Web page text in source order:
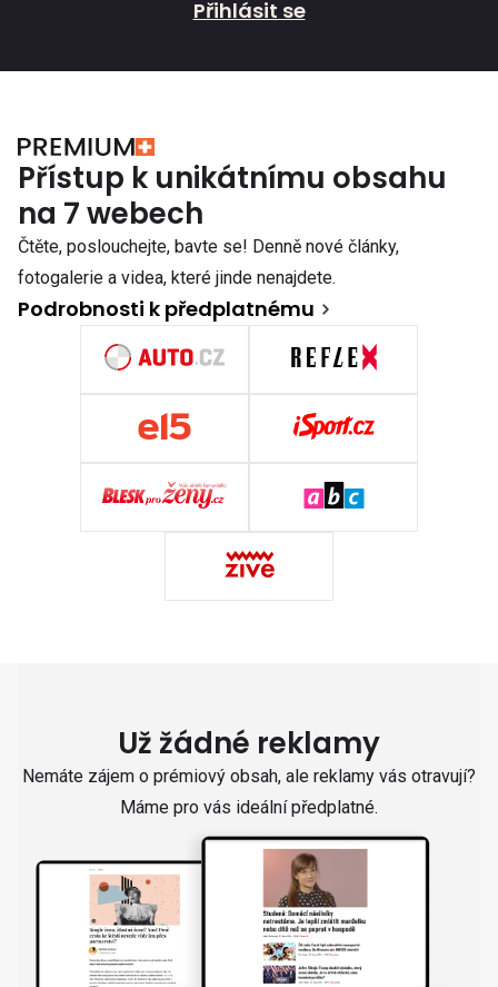
Přihlásit se
Přístup k unikátnímu obsahu
na 7 webech
Čtěte, poslouchejte, bavte se! Denně nové články,
fotogalerie a videa, které jinde nenajdete.
Podrobnosti k předplatnému
Už žádné reklamy
Nemáte zájem o prémiový obsah, ale reklamy vás otravují?
Máme pro vás ideální předplatné.